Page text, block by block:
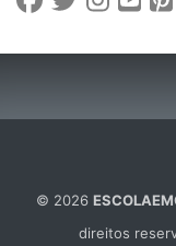
© 2026
direitos